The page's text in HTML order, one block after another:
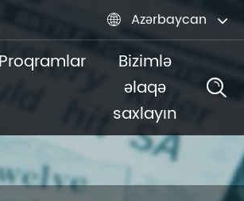
 Azərbaycan
Proqramlar
Bizimlə
əlaqə
saxlayın